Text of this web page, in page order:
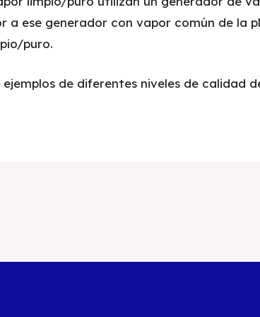
a ese generador con vapor común de la
puro.
de diferentes niveles de calidad